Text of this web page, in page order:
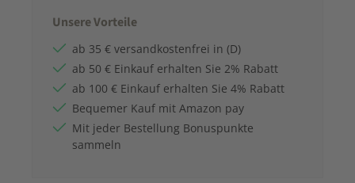
Unsere Vorteile
ab 35 € versandkostenfrei in (D)
ab 50 € Einkauf erhalten Sie 2% Rabatt
ab 100 € Einkauf erhalten Sie 4% Rabatt
Bequemer Kauf mit Amazon pay
Mit jeder Bestellung Bonuspunkte
sammeln